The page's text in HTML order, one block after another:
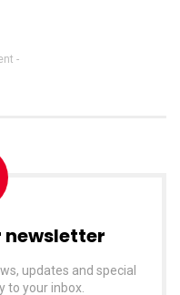
-
newsletter
updates and special
to your inbox.